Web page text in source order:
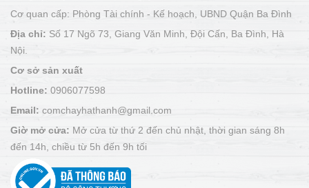
Cơ quan cấp: Phòng Tài chính - Kế hoạch, UBND Quận Ba Đình
Địa chỉ: Số 17 Ngõ 73, Giang Văn Minh, Đội Cấn, Ba Đình, Hà
Nội.
Cơ sở sản xuất
Hotline: 0906077598
Email: comchayhathanh@gmail.com
Giờ mở cửa: Mở cửa từ thứ 2 đến chủ nhật, thời gian sáng 8h
đến 14h, chiều từ 5h đến 9h tối